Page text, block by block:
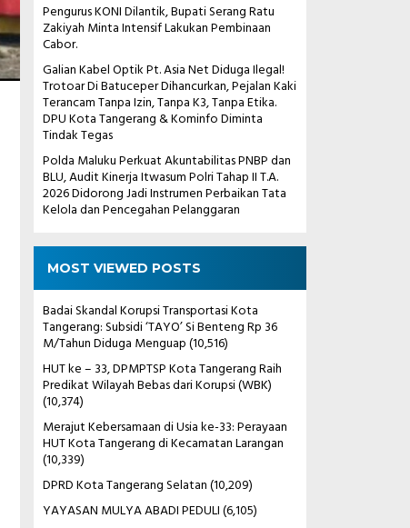
Pengurus KONI Dilantik, Bupati Serang Ratu
Zakiyah Minta Intensif Lakukan Pembinaan
Cabor.
Galian Kabel Optik Pt. Asia Net Diduga Ilegal!
Trotoar Di Batuceper Dihancurkan, Pejalan Kaki
Terancam Tanpa Izin, Tanpa K3, Tanpa Etika.
DPU Kota Tangerang & Kominfo Diminta
Tindak Tegas
Polda Maluku Perkuat Akuntabilitas PNBP dan
BLU, Audit Kinerja Itwasum Polri Tahap II T.A.
2026 Didorong Jadi Instrumen Perbaikan Tata
Kelola dan Pencegahan Pelanggaran
MOST VIEWED POSTS
Badai Skandal Korupsi Transportasi Kota
Tangerang: Subsidi ‘TAYO’ Si Benteng Rp 36
M/Tahun Diduga Menguap(10,516)
HUT ke – 33, DPMPTSP Kota Tangerang Raih
Predikat Wilayah Bebas dari Korupsi (WBK)
(10,374)
Merajut Kebersamaan di Usia ke-33: Perayaan
HUT Kota Tangerang di Kecamatan Larangan
(10,339)
DPRD Kota Tangerang Selatan(10,209)
YAYASAN MULYA ABADI PEDULI(6,105)